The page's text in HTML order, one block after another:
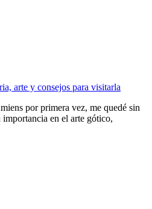
arte y consejos para visitarla
por primera vez, me quedé sin
en el arte gótico,